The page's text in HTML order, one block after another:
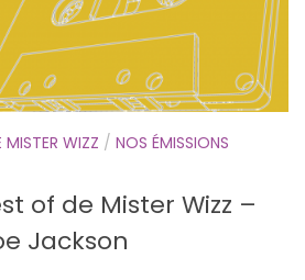
MISTER WIZZ / NOS ÉMISSIONS
of de Mister Wizz –
Jackson